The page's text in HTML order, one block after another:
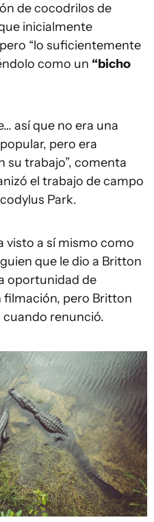
de cocodrilos de
inicialmente
“lo suficientemente
como un “bicho
así que no era una
pero era
su trabajo”, comenta
el trabajo de campo
Park.
visto a sí mismo como
que le dio a Britton
oportunidad de
filmación, pero Britton
renunció.